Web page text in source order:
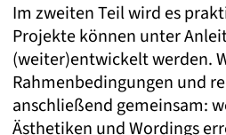
Im zweiten Teil wird es
Projekte können unter
(weiter)entwickelt werden.
Rahmenbedingungen und
anschließend gemeinsam:
Ästhetiken und Wordings